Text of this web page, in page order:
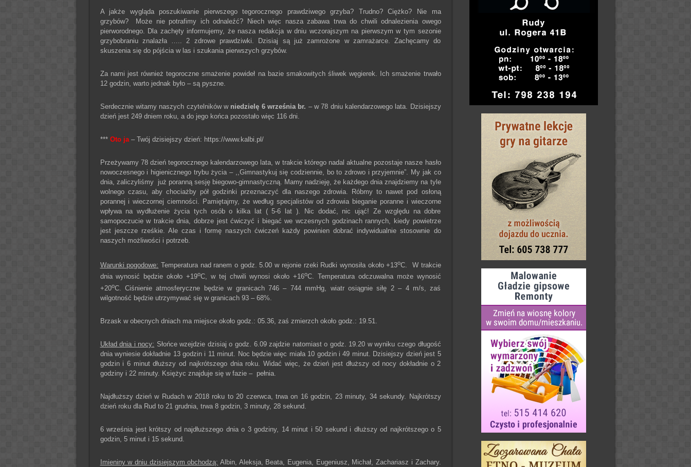
A jakże wygląda poszukiwanie pierwszego tegorocznego prawdziwego grzyba? Trudno? Ciężko? Nie ma
grzybów? Może nie potrafimy ich odnaleźć? Niech więc nasza zabawa trwa do chwili odnalezienia owego
pierworodnego. Dla zachęty informujemy, że nasza redakcja w dniu wczorajszym na pierwszym w tym sezonie
grzybobraniu znalazła ….. 2 zdrowe prawdziwki. Dzisiaj są już zamrożone w zamrażarce. Zachęcamy do
skuszenia się do pójścia w las i szukania pierwszych grzybów.
Za nami jest również tegoroczne smażenie powideł na bazie smakowitych śliwek węgierek. Ich smażenie trwało
12 godzin, warto jednak było – są pyszne.
Serdecznie witamy naszych czytelników wniedzielę 6 września br. – w 78 dniu kalendarzowego lata. Dzisiejszy
dzień jest 249 dniem roku, a do jego końca pozostało więc 116 dni.
*** Oto ja– Twój dzisiejszy dzień: https://www.kalbi.pl/
Przeżywamy 78 dzień tegorocznego kalendarzowego lata, w trakcie którego nadal aktualne pozostaje nasze hasło
nowoczesnego i higienicznego trybu życia – ,,Gimnastykuj się codziennie, bo to zdrowo i przyjemnie”. My jak co
dnia, zaliczyliśmy już poranną sesję biegowo-gimnastyczną. Mamy nadzieję, że każdego dnia znajdziemy na tyle
wolnego czasu, aby chociażby pół godzinki przeznaczyć dla naszego zdrowia. Róbmy to nawet pod osłoną
porannej i wieczornej ciemności. Pamiętajmy, że według specjalistów od zdrowia bieganie poranne i wieczorne
wpływa na wydłużenie życia tych osób o kilka lat ( 5-6 lat ). Nic dodać, nic ująć! Ze względu na dobre
samopoczucie w trakcie dnia, dobrze jest ćwiczyć i biegać we wczesnych godzinach rannych, kiedy powietrze
jest jeszcze rześkie. Ale czas i formę naszych ćwiczeń każdy powinien dobrać indywidualnie stosownie do
naszych możliwości i potrzeb.
Warunki pogodowe: Temperatura nad ranem o godz. 5.00 w rejonie rzeki Rudki wynosiła około +13oC. W trakcie
dnia wynosić będzie około +19oC, w tej chwili wynosi około +16oC. Temperatura odczuwalna może wynosić
+20oC. Ciśnienie atmosferyczne będzie w granicach 746 – 744 mmHg, wiatr osiągnie siłę 2 – 4 m/s, zaś
wilgotność będzie utrzymywać się w granicach 93 – 68%.
Brzask w obecnych dniach ma miejsce około godz.: 05.36, zaś zmierzch około godz.: 19.51.
Układ dnia i nocy: Słońce wzejdzie dzisiaj o godz. 6.09 zajdzie natomiast o godz. 19.20 w wyniku czego długość
dnia wyniesie dokładnie 13 godzin i 11 minut. Noc będzie więc miała 10 godzin i 49 minut. Dzisiejszy dzień jest 5
godzin i 6 minut dłuższy od najkrótszego dnia roku. Widać więc, że dzień jest dłuższy od nocy dokładnie o 2
godziny i 22 minuty. Księżyc znajduje się w fazie – pełnia.
Najdłuższy dzień w Rudach w 2018 roku to 20 czerwca, trwa on 16 godzin, 23 minuty, 34 sekundy. Najkrótszy
dzień roku dla Rud to 21 grudnia, trwa 8 godzin, 3 minuty, 28 sekund.
6 września jest krótszy od najdłuższego dnia o 3 godziny, 14 minut i 50 sekund i dłuższy od najkrótszego o 5
godzin, 5 minut i 15 sekund.
Imieniny w dniu dzisiejszym obchodzą: Albin, Aleksja, Beata, Eugenia, Eugeniusz, Michał, Zachariasz i Zachary.